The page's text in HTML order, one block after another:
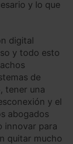
y lo que
digital
y todo esto
de
tener una
y el
abogados
innovar para
quitar mucho